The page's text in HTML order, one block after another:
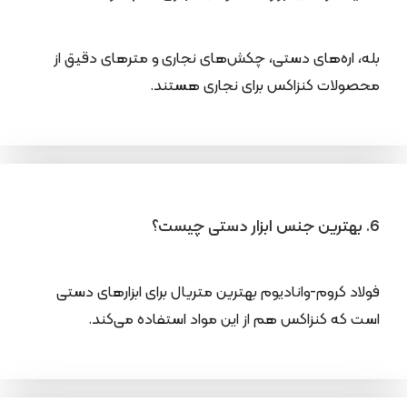
بله، اره‌های دستی، چکش‌های نجاری و مترهای دقیق از
محصولات کنزاکس برای نجاری هستند.
6. بهترین جنس ابزار دستی چیست؟
فولاد کروم-وانادیوم بهترین متریال برای ابزارهای دستی
است که کنزاکس هم از این مواد استفاده می‌کند.